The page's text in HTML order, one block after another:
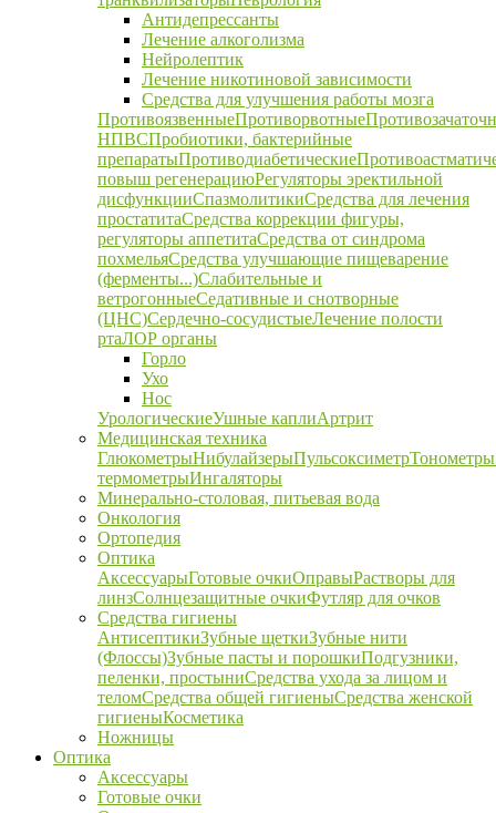
Антидепрессанты
Лечение алкоголизма
Нейролептик
Лечение никотиновой зависимости
Средства для улучшения работы мозга
ПротивоязвенныеПротиворвотные
НПВСПробиотики, бактерийные
препаратыПротиводиабетические
повыш регенерациюРегуляторы эректильной
дисфункцииСпазмолитикиСредства для лечения
простатитаСредства коррекции фигуры,
регуляторы аппетитаСредства от синдрома
похмельяСредства улучшающие пищеварение
(ферменты...)Слабительные и
ветрогонныеСедативные и снотворные
(ЦНС)Сердечно-сосудистыеЛечение полости
ртаЛОР органы
Горло
Ухо
Нос
УрологическиеУшные каплиАртрит
Медицинская техника
ГлюкометрыНибулайзерыПульсоксиметрТонометры
термометрыИнгаляторы
Минерально-столовая, питьевая вода
Онкология
Ортопедия
Оптика
АксессуарыГотовые очкиОправыРастворы для
линзСолнцезащитные очкиФутляр для очков
Средства гигиены
АнтисептикиЗубные щеткиЗубные нити
(Флоссы)Зубные пасты и порошкиПодгузники,
пеленки, простыниСредства ухода за лицом и
теломСредства общей гигиеныСредства женской
гигиеныКосметика
Ножницы
Оптика
Аксессуары
Готовые очки